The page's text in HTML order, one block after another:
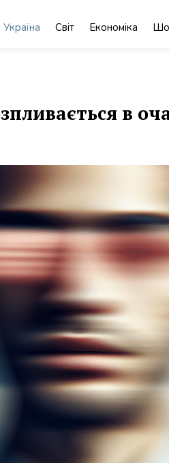
Україна Світ Економіка
в